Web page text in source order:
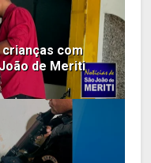
com
de Meriti